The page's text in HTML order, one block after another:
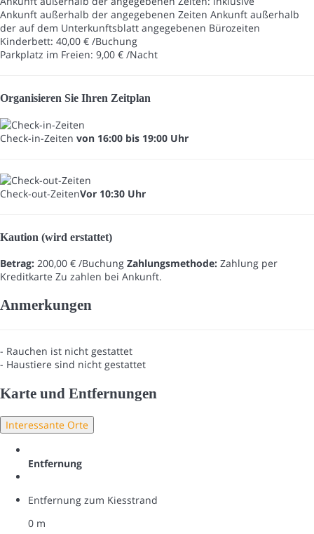
Ankunft außerhalb der angegebenen Zeiten Ankunft außerhalb
der auf dem Unterkunftsblatt angegebenen Bürozeiten
Kinderbett: 40,00 € /Buchung
Parkplatz im Freien: 9,00 € /Nacht
Organisieren Sie Ihren Zeitplan
Check-in-Zeiten von 16:00 bis 19:00 Uhr
Check-out-ZeitenVor 10:30 Uhr
Kaution (wird erstattet)
Betrag: 200,00 € /Buchung Zahlungsmethode: Zahlung per
Kreditkarte Zu zahlen bei Ankunft.
Anmerkungen
- Rauchen ist nicht gestattet
- Haustiere sind nicht gestattet
Karte und Entfernungen
Interessante Orte
Entfernung
Entfernung zum Kiesstrand
0 m